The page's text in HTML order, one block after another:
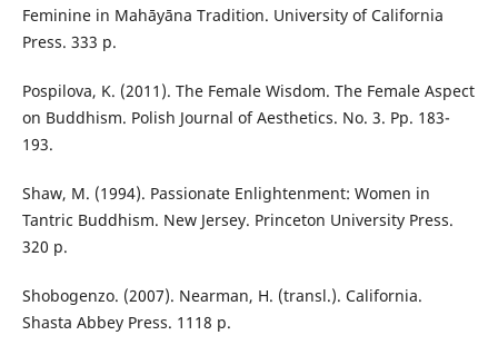
Feminine in Mahāyāna Tradition. University of California
Press. 333 p.
Pospilova, K. (2011). The Female Wisdom. The Female Aspect
on Buddhism. Polish Journal of Aesthetics. No. 3. Pp. 183-
193.
Shaw, M. (1994). Passionate Enlightenment: Women in
Tantric Buddhism. New Jersey. Princeton University Press.
320 p.
Shobogenzo. (2007). Nearman, H. (transl.). California.
Shasta Abbey Press. 1118 p.